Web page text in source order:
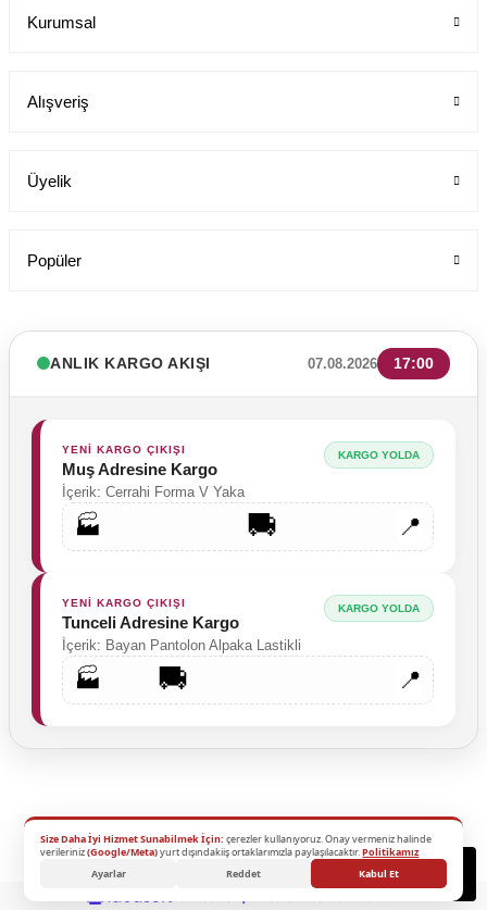
Kurumsal
Alışveriş
Üyelik
Popüler
ANLIK KARGO AKIŞI 07.08.2026 17:00
YENİ KARGO ÇIKIŞI
Muş Adresine Kargo
İçerik: Cerrahi Forma V Yaka
KARGO YOLDA
🏭 🚚 📍
YENİ KARGO ÇIKIŞI
Tunceli Adresine Kargo
İçerik: Bayan Pantolon Alpaka Lastikli
KARGO YOLDA
🏭 🚚 📍
Size Daha İyi Hizmet Sunabilmek İçin: çerezler kullanıyoruz. Onay vermeniz halinde
verileriniz(Google/Meta)yurt dışındakiiş ortaklarımızla paylaşılacaktır.Politikamız
Ayarlar
Reddet Kabul Et
2026 Copyright - Tüm Hakları Saklıdır.